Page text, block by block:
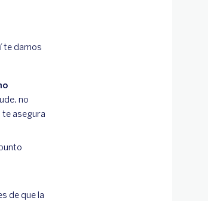
te damos
no
asegura
de que la